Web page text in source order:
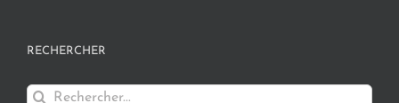
RECHERCHER
Rechercher: